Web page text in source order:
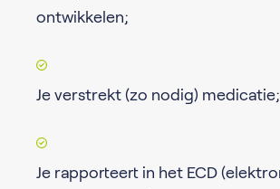
ontwikkelen;
Je verstrekt (zo nodig) medicatie;
Je rapporteert in het ECD